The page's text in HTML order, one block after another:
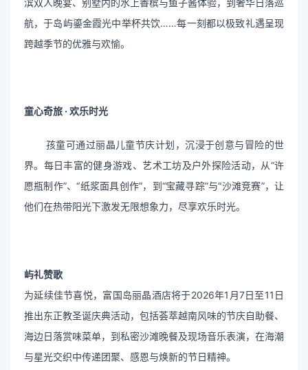
航，于岛屿鎏金霞光中举杯共饮……每一刻都以极致礼遇呈现
跨越季节的优雅与欢愉。
童心奇旅 · 欢乐时光
孩童可通过丽晶儿童节庆计划，沉浸于创意与冒险的世
界。每日丰富的健身游戏、艺术工坊及户外探险活动，从“许
愿瓶制作”、“纸浆面具创作”，到“宝藏寻踪”与“沙滩竞赛”，让
他们在热带阳光下激发无限想象力，尽享欢乐时光。
屿礼赞歌
为延续佳节喜悦，富国岛丽晶酒店将于2026年1月7日至11日
推出东正教圣诞庆典活动，包括荟萃越南风味的节庆自助餐、
海边日落赏味菜单，到私密沙滩晚餐及现场音乐表演，在海潮
与星光交织中传递团聚、感恩与焕新的节日精神。